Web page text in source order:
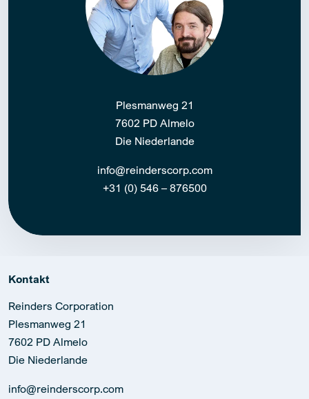
Plesmanweg 21
7602 PD Almelo
Die Niederlande
info@reinderscorp.com
+31 (0) 546 – 876500
Kontakt
Reinders Corporation
Plesmanweg 21
7602 PD Almelo
Die Niederlande
info@reinderscorp.com